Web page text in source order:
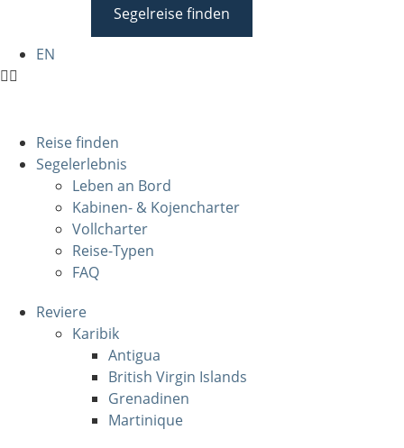
Segelreise finden
EN
Reise finden
Segelerlebnis
Leben an Bord
Kabinen- & Kojencharter
Vollcharter
Reise-Typen
FAQ
Reviere
Karibik
Antigua
British Virgin Islands
Grenadinen
Martinique